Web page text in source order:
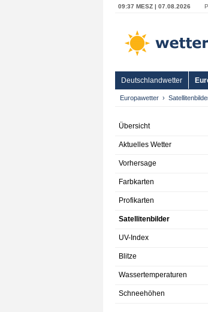
09:37 MESZ | 07.08.2026
Deutschlandwetter
Europawetter
Übersicht
Aktuelles Wetter
Vorhersage
Farbkarten
Profikarten
Satellitenbilder
UV-Index
Blitze
Wassertemperaturen
Schneehöhen